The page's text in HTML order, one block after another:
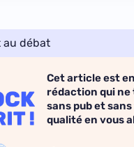
au débat
Cet article est
rédaction qui ne
sans pub et
qualité en vous